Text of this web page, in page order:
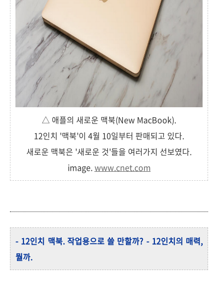
△ 애플의 새로운 맥북(New MacBook).
12인치 '맥북'이 4월 10일부터 판매되고 있다.
새로운 맥북은 '새로운 것'들을 여러가지 선보였다.
image.www.cnet.com
- 12인치 맥북. 작업용으로 쓸 만할까? - 12인치의 매력,
뭘까.